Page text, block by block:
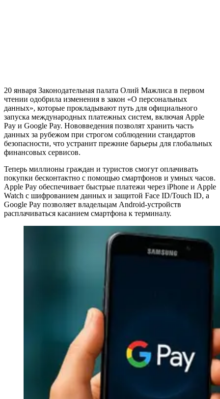
20 января Законодательная палата Олий Мажлиса в первом
чтении одобрила изменения в закон «О персональных
данных», которые прокладывают путь для официального
запуска международных платежных систем, включая Apple
Pay и Google Pay. Нововведения позволят хранить часть
данных за рубежом при строгом соблюдении стандартов
безопасности, что устранит прежние барьеры для глобальных
финансовых сервисов.
Теперь миллионы граждан и туристов смогут оплачивать
покупки бесконтактно с помощью смартфонов и умных часов.
Apple Pay обеспечивает быстрые платежи через iPhone и Apple
Watch с шифрованием данных и защитой Face ID/Touch ID, а
Google Pay позволяет владельцам Android-устройств
расплачиваться касанием смартфона к терминалу.